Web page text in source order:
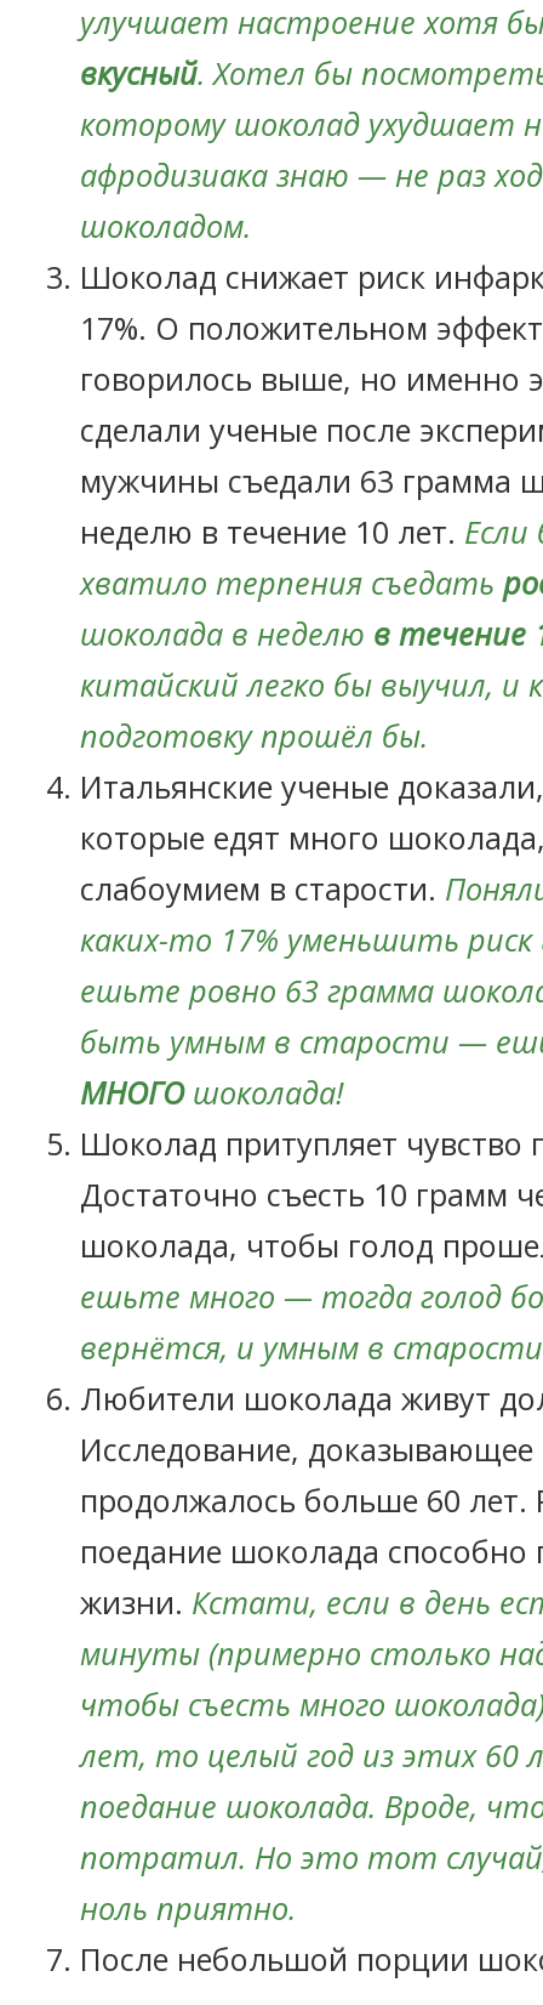
улучшает настроение хотя
вкусный. Хотел бы
которому шоколад ухудшает
афродизиака знаю — не раз
шоколадом.
Шоколад снижает риск
17%. О положительном
говорилось выше, но именно
сделали ученые после
мужчины съедали 63 грамма
неделю в течение 10 лет. Если
хватило терпения съедать
шоколада в неделю в течение
китайский легко бы выучил, и
подготовку прошёл бы.
Итальянские ученые
которые едят много
слабоумием в старости.
каких-то 17% уменьшить
ешьте ровно 63 грамма
быть умным в старости —
МНОГОшоколада!
Шоколад притупляет чувство
Достаточно съесть 10 грамм
шоколада, чтобы голод
ешьте много — тогда голод
вернётся, и умным в
Любители шоколада живут
Исследование, доказывающее
продолжалось больше 60 лет.
поедание шоколада способно
жизни. Кстати, если в день
минуты (примерно столько
чтобы съесть много
лет, то целый год из этих 60
поедание шоколада. Вроде,
потратил. Но это тот
ноль приятно.
После небольшой порции